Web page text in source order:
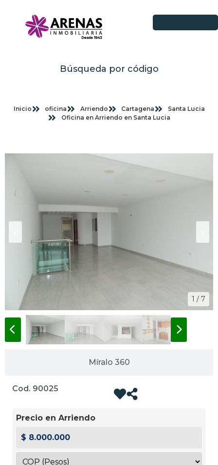
Búsqueda por código
Inicio oficina Arriendo Cartagena
Santa Lucia
Oficina en Arriendo en Santa Lucia
Míralo 360
1 / 7
Cod. 90025
Precio en Arriendo
$ 8.000.000